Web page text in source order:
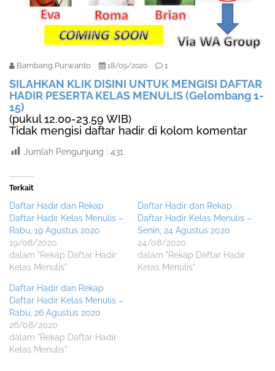
Bambang Purwanto 18/09/2020 1
SILAHKAN KLIK DISINI UNTUK MENGISI DAFTAR
HADIR PESERTA KELAS MENULIS (Gelombang 1-
15)
(pukul 12.00-23.59 WIB)
Tidak mengisi daftar hadir di kolom komentar
Jumlah Pengunjung : 431
Terkait
Daftar Hadir dan Rekap
Daftar Hadir Kelas Menulis –
Rabu, 19 Agustus 2020
19/08/2020
dalam "Rekap Daftar Hadir
Kelas Menulis"
Daftar Hadir dan Rekap
Daftar Hadir Kelas Menulis –
Senin, 24 Agustus 2020
24/08/2020
dalam "Rekap Daftar Hadir
Kelas Menulis"
Daftar Hadir dan Rekap
Daftar Hadir Kelas Menulis –
Rabu, 26 Agustus 2020
26/08/2020
dalam "Rekap Daftar Hadir
Kelas Menulis"